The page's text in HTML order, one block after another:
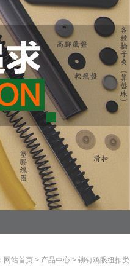
网站首页 > 产品中心 > 铆钉鸡眼纽扣类